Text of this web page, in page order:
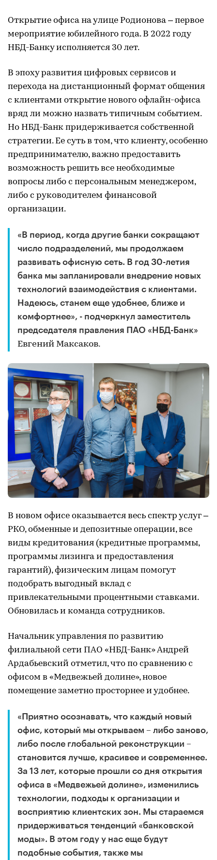
Открытие офиса на улице Родионова – первое
мероприятие юбилейного года. В 2022 году
НБД-Банку исполняется 30 лет.
В эпоху развития цифровых сервисов и
перехода на дистанционный формат общения
с клиентами открытие нового офлайн-офиса
вряд ли можно назвать типичным событием.
Но НБД-Банк придерживается собственной
стратегии. Ее суть в том, что клиенту, особенно
предпринимателю, важно предоставить
возможность решить все необходимые
вопросы либо с персональным менеджером,
либо с руководителем финансовой
организации.
«В период, когда другие банки сокращают
число подразделений, мы продолжаем
развивать офисную сеть. В год 30-летия
банка мы запланировали внедрение новых
технологий взаимодействия с клиентами.
Надеюсь, станем еще удобнее, ближе и
комфортнее», - подчеркнул заместитель
председателя правления ПАО «НБД-Банк»
Евгений Максаков.
В новом офисе оказывается весь спектр услуг –
РКО, обменные и депозитные операции, все
виды кредитования (кредитные программы,
программы лизинга и предоставления
гарантий), физическим лицам помогут
подобрать выгодный вклад с
привлекательными процентными ставками.
Обновилась и команда сотрудников.
Начальник управления по развитию
филиальной сети ПАО «НБД-Банк» Андрей
Ардабьевский отметил, что по сравнению с
офисом в «Медвежьей долине», новое
помещение заметно просторнее и удобнее.
«Приятно осознавать, что каждый новый
офис, который мы открываем – либо заново,
либо после глобальной реконструкции –
становится лучше, красивее и современнее.
За 13 лет, которые прошли со дня открытия
офиса в «Медвежьей долине», изменились
технологии, подходы к организации и
восприятию клиентских зон. Мы стараемся
придерживаться тенденций «банковской
моды». В этом году у нас еще будут
подобные события, также мы